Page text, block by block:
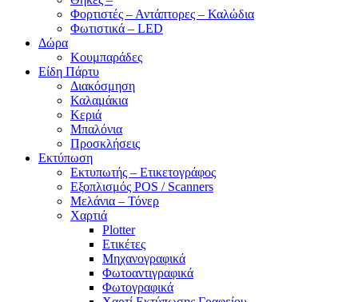
Φορτιστές – Αντάπτορες – Καλώδια
Φωτιστικά – LED
Δώρα
Κουμπαράδες
Είδη Πάρτυ
Διακόσμηση
Καλαμάκια
Κεριά
Μπαλόνια
Προσκλήσεις
Εκτύπωση
Εκτυπωτής – Ετικετογράφος
Εξοπλισμός POS / Scanners
Μελάνια – Τόνερ
Χαρτιά
Plotter
Ετικέτες
Μηχανογραφικά
Φωτοαντιγραφικά
Φωτογραφικά